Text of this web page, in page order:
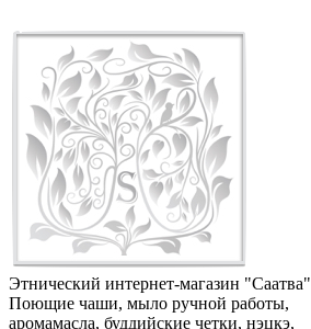
Этнический интернет-магазин "Саатва"
Поющие чаши, мыло ручной работы,
аромамасла, буддийские четки, нэцкэ,